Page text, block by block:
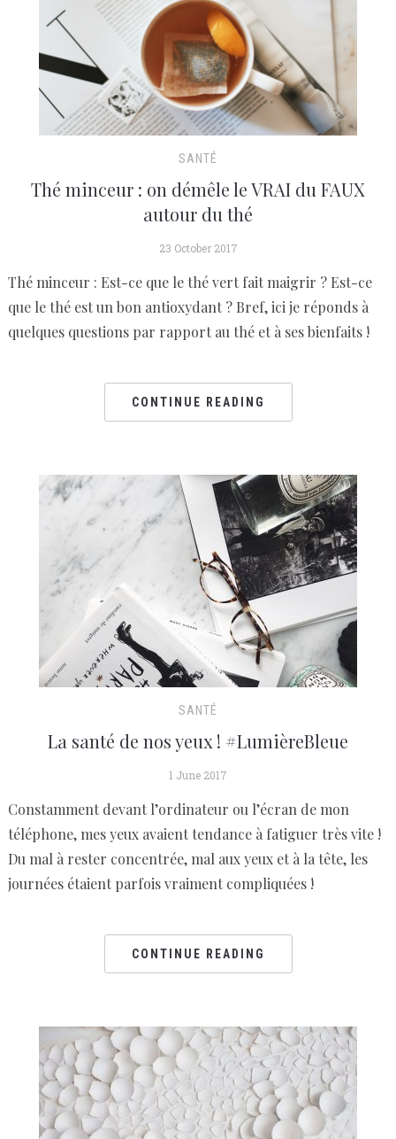
SANTÉ
Thé minceur : on démêle le VRAI du FAUX
autour du thé
23 October 2017
Thé minceur : Est-ce que le thé vert fait maigrir ? Est-ce
que le thé est un bon antioxydant ? Bref, ici je réponds à
quelques questions par rapport au thé et à ses bienfaits !
CONTINUE READING
SANTÉ
La santé de nos yeux ! #LumièreBleue
1 June 2017
Constamment devant l’ordinateur ou l’écran de mon
téléphone, mes yeux avaient tendance à fatiguer très vite !
Du mal à rester concentrée, mal aux yeux et à la tête, les
journées étaient parfois vraiment compliquées !
CONTINUE READING